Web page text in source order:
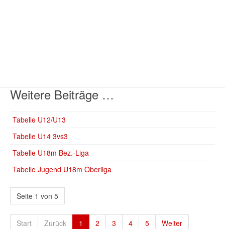
Weitere Beiträge …
Tabelle U12/U13
Tabelle U14 3vs3
Tabelle U18m Bez.-Liga
Tabelle Jugend U18m Oberliga
Seite 1 von 5
Start Zurück 1 2 3 4 5 Weiter